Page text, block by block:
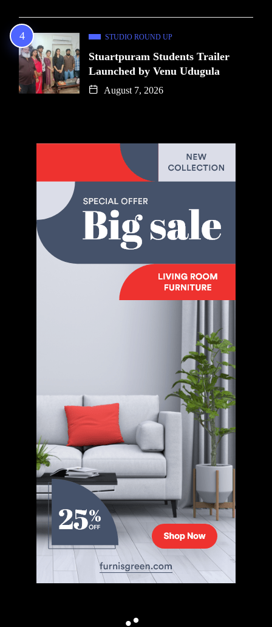
STUDIO ROUND UP
Stuartpuram Students Trailer
Launched by Venu Udugula
August 7, 2026